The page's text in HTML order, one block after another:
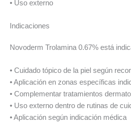
• Uso externo
Indicaciones
Novoderm Trolamina 0.67% está
• Cuidado tópico de la piel según
• Aplicación en zonas específicas
• Complementar tratamientos
• Uso externo dentro de rutinas de
• Aplicación según indicación médica